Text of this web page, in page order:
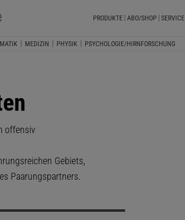
PRODUKTE ABO/SHOP SERVICE
MEDIZIN PHYSIK PSYCHOLOGIE/HIRNFORSCHUNG
offensiv
Gebiets,
Paarungspartners.